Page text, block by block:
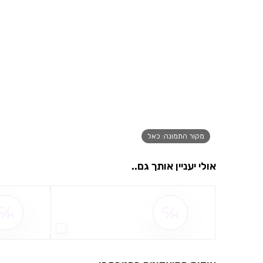
מקור התמונה: כאל
אולי יעניין אותך גם..